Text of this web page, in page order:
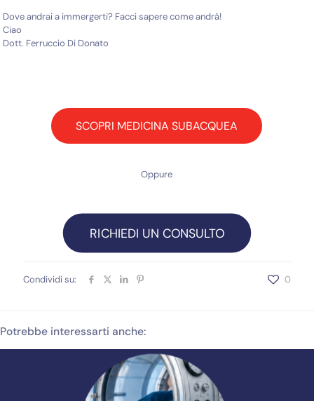
Dove andrai a immergerti? Facci sapere come andrà!
Ciao
Dott. Ferruccio Di Donato
SCOPRI MEDICINA SUBACQUEA
Oppure
RICHIEDI UN CONSULTO
Condividi su: 0
Potrebbe interessarti anche: